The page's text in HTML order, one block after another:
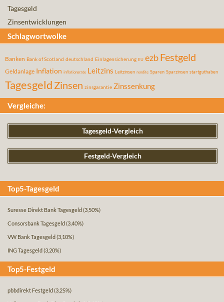
Tagesgeld
Zinsentwicklungen
Schlagwortwolke
Banken Bank of Scotland deutschland Einlagensicherung EU ezbFestgeld
Geldanlage Inflation inflationsrate Leitzins Leitzinsen rendite Sparen Sparzinsen startguthaben
Tagesgeld Zinsen zinsgarantie Zinssenkung
Vergleiche:
Tagesgeld-Vergleich
Festgeld-Vergleich
Top5-Tagesgeld
Suresse Direkt Bank Tagesgeld (3,50%)
Consorsbank Tagesgeld (3,40%)
VW Bank Tagesgeld (3,10%)
ING Tagesgeld (3,20%)
Top5-Festgeld
pbbdirekt Festgeld (3,25%)